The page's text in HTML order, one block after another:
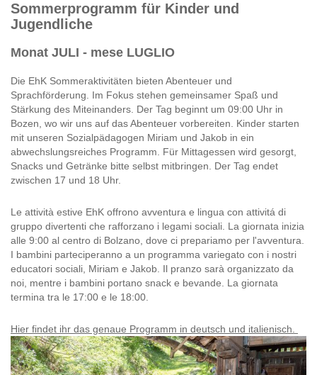
Sommerprogramm für Kinder und
Jugendliche
Monat JULI - mese LUGLIO
Die EhK Sommeraktivitäten bieten Abenteuer und
Sprachförderung. Im Fokus stehen gemeinsamer Spaß und
Stärkung des Miteinanders. Der Tag beginnt um 09:00 Uhr in
Bozen, wo wir uns auf das Abenteuer vorbereiten. Kinder starten
mit unseren Sozialpädagogen Miriam und Jakob in ein
abwechslungsreiches Programm. Für Mittagessen wird gesorgt,
Snacks und Getränke bitte selbst mitbringen. Der Tag endet
zwischen 17 und 18 Uhr.
Le attività estive EhK offrono avventura e lingua con attivitá di
gruppo divertenti che rafforzano i legami sociali. La giornata inizia
alle 9:00 al centro di Bolzano, dove ci prepariamo per l'avventura.
I bambini parteciperanno a un programma variegato con i nostri
educatori sociali, Miriam e Jakob. Il pranzo sarà organizzato da
noi, mentre i bambini portano snack e bevande. La giornata
termina tra le 17:00 e le 18:00.
Hier findet ihr das genaue Programm in deutsch und italienisch.